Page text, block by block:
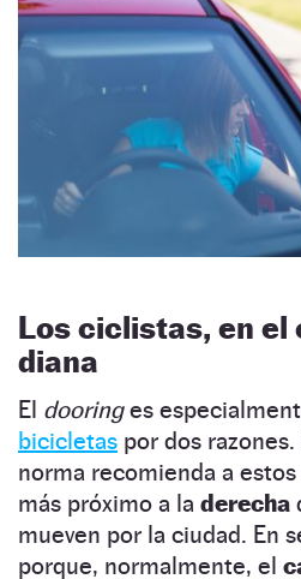
Los ciclistas, en el
diana
El dooringes
bicicletas por dos
norma recomienda a
más próximo a la derecha
mueven por la ciudad. En
porque, normalmente, el